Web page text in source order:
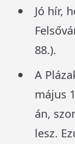
Jó hír,
88.).
A
május
án,
lesz.